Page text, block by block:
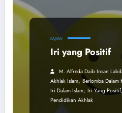
KAJIAN
Iri yang Positif
M. Alfreda Daib Insan
Akhlak Islam, Berlomba Dalam
Iri Dalam Islam, Iri Yang Positif
Pendidikan Akhlak